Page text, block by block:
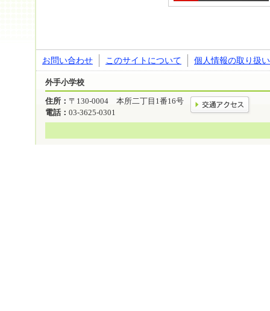
お問い合わせ このサイトについて 個人情報の取り扱い
外手小学校
住所： 〒130-0004 本所二丁目1番16号
電話： 03-3625-0301